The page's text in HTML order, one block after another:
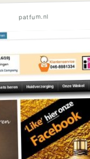
patfum.nl